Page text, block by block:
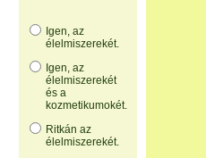
Igen, az
élelmiszerekét.
Igen, az
élelmiszerekét
és a
kozmetikumokét.
Ritkán az
élelmiszerekét.